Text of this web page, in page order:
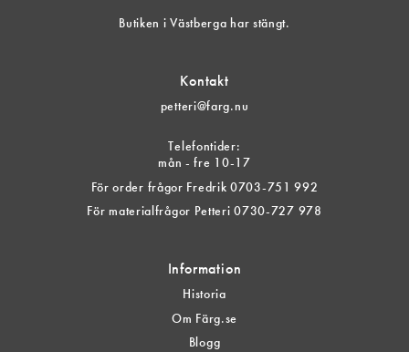
Butiken i Västberga har stängt.
Kontakt
petteri@farg.nu
Telefontider:
mån - fre 10-17
För order frågor Fredrik 0703-751 992
För materialfrågor Petteri 0730-727 978
Information
Historia
Om Färg.se
Blogg